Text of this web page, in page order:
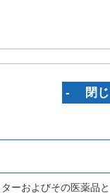
‐ 閉
ーおよびその医薬品